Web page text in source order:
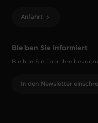
Bleiben Sie informiert
Bleiben Sie über Ihre
In den Newsletter
Anfahrt